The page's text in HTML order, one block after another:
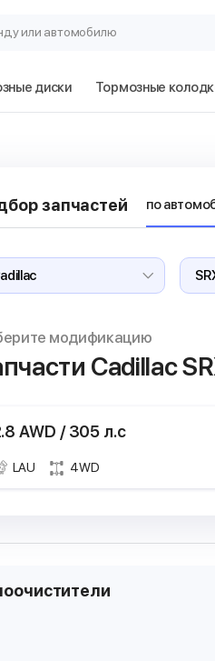
или автомобилю
диски Тормозные
запчастей по
модификацию
Cadillac
AWD / 305 л.с
LAU 4WD